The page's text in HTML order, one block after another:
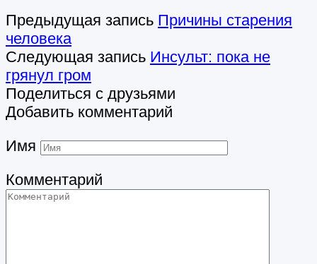
Предыдущая запись Причины старения
человека
Следующая запись Инсульт: пока не
грянул гром
Поделиться с друзьями
Добавить комментарий
Имя
Комментарий